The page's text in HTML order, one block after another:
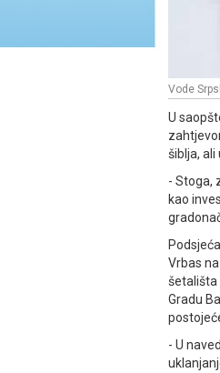
Vode
U
šiblja,
- Stoga,
kao
Vrbas
šetališta
Gradu
- U